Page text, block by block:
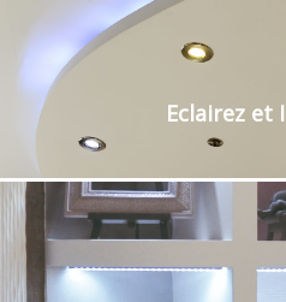
Eclairez et